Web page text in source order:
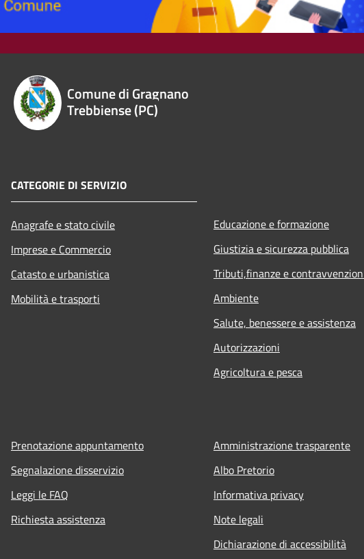
Comune di Gragnano
Trebbiense (PC)
CATEGORIE DI SERVIZIO
Anagrafe e stato civile
Imprese e Commercio
Catasto e urbanistica
Mobilità e trasporti
Educazione e formazione
Giustizia e sicurezza pubblica
Tributi,finanze e
Ambiente
Salute, benessere e assistenza
Autorizzazioni
Agricoltura e pesca
Prenotazione appuntamento
Segnalazione disservizio
Leggi le FAQ
Richiesta assistenza
Amministrazione trasparente
Albo Pretorio
Informativa privacy
Note legali
Dichiarazione di accessibilità